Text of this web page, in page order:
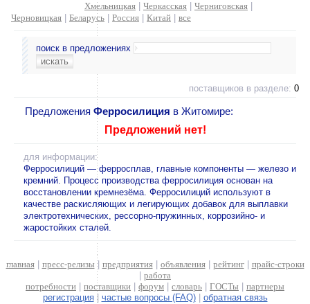
Хмельницкая
Черкасская Черниговская
Черновицкая
Беларусь Россия Китай все
поиск в предложениях
поставщиков в разделе: 0
Предложения Ферросилиция в Житомире:
Предложений нет!
для информации:
Ферросилиций — ферросплав, главные компоненты — железо и
кремний. Процесс производства ферросилиция основан на
восстановлении кремнезёма. Ферросилиций используют в
качестве раскисляющих и легирующих добавок для выплавки
электротехнических, рессорно-пружинных, коррозийно- и
жаростойких сталей.
главная| пресс-релизы | предприятия| объявления| рейтинг| прайс-строки
работа
потребности
поставщики форум словарь ГОСТы
партнеры
регистрация| частые вопросы (FAQ)| обратная связь